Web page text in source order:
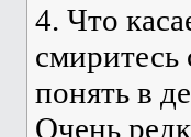
4. Что
понять в
Очень